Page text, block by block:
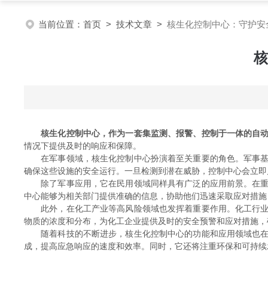
当前位置： 首页 > 技术文章 > 核生化控制中心：守护
核生化控制中心，作为一套集监测、报警、控制于一体的自
情况下提供及时的响应和保障。
在军事领域，核生化控制中心扮演着至关重要的角色。军事基
确保这些设施的安全运行。一旦检测到潜在威胁，控制中心会立
除了军事应用，它在民用领域同样具有广泛的应用前景。在重
中心能够为相关部门提供准确的信息，协助他们迅速采取应对措
此外，在化工产业等高风险领域也发挥着重要作用。化工行业
物质的浓度和分布，为化工企业提供及时的安全预警和应对措施
随着科技的不断进步，核生化控制中心的功能和应用领域也在
成，提高应急响应的速度和效率。同时，它还将注重环保和可持